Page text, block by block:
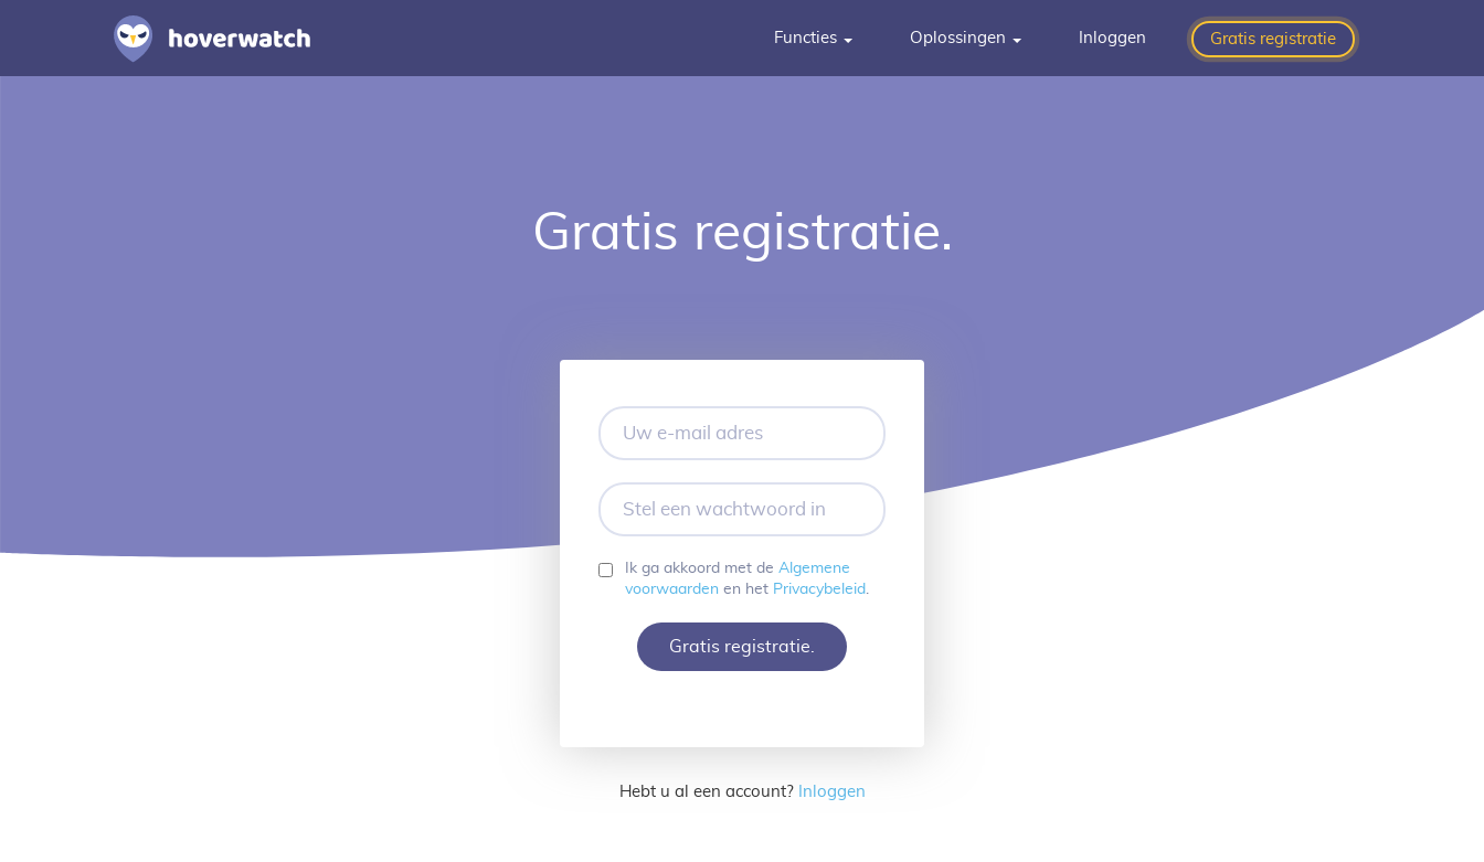
Functies Oplossingen Inloggen Gratis registratie
Gratis registratie.
Uw
mail
Stel
wachtwoord
Ik ga akkoord met deAlgemene
voorwaarden en het Privacybeleid.
Gratis registratie.
Hebt u al een account? Inloggen